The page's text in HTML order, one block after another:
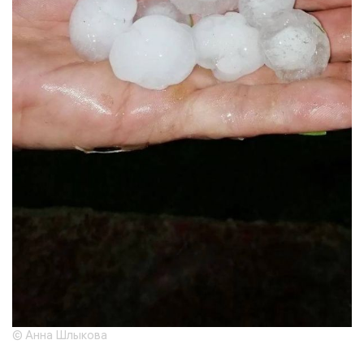
© Анна Шлыкова